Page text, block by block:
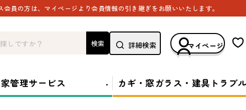
員の方は、マイページより会員情報の引き継ぎをお願いいたします。
検索 詳細検索 マイページ
管理サービス カギ・窓ガラス・建具トラブ